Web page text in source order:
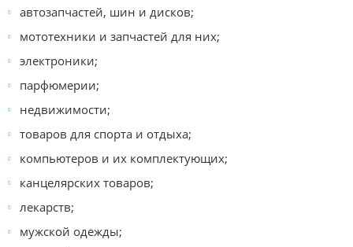
автозапчастей, шин и дисков;
мототехники и запчастей для них;
электроники;
парфюмерии;
недвижимости;
товаров для спорта и отдыха;
компьютеров и их комплектующих;
канцелярских товаров;
лекарств;
мужской одежды;